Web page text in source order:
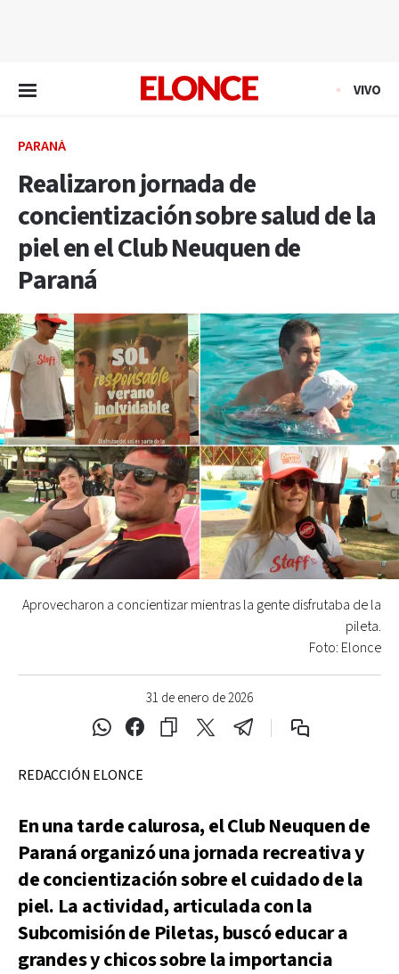
VIVO
PARANÁ
Realizaron jornada de
concientización sobre salud de la
piel en el Club Neuquen de
Paraná
31 de enero de 2026
Aprovecharon a concientizar mientras la gente disfrutaba de la
pileta.
Foto: Elonce
REDACCIÓN ELONCE
En una tarde calurosa, el Club Neuquen de
Paraná organizó una jornada recreativa y
de concientización sobre el cuidado de la
piel. La actividad, articulada con la
Subcomisión de Piletas, buscó educar a
grandes y chicos sobre la importancia